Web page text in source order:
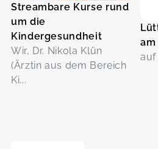
Streambare Kurse rund
um die
Kindergesundheit
Wir, Dr. Nikola Klün
(Ärztin aus dem Bereich
Ki...
am
auf